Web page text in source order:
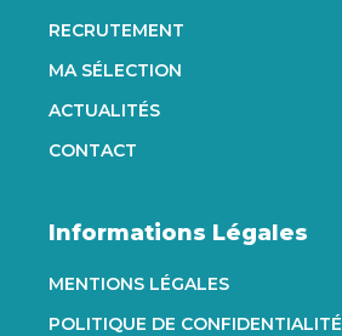
RECRUTEMENT
MA SÉLECTION
ACTUALITÉS
CONTACT
Informations Légales
MENTIONS LÉGALES
POLITIQUE DE CONFIDENTIALITÉ